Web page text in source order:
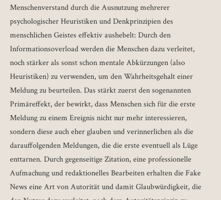
Menschenverstand durch die Ausnutzung mehrerer
psychologischer Heuristiken und Denkprinzipien des
menschlichen Geistes effektiv aushebelt: Durch den
Informationsoverload werden die Menschen dazu verleitet,
noch stärker als sonst schon mentale Abkürzungen (also
Heuristiken) zu verwenden, um den Wahrheitsgehalt einer
Meldung zu beurteilen. Das stärkt zuerst den sogenannten
Primäreffekt, der bewirkt, dass Menschen sich für die erste
Meldung zu einem Ereignis nicht nur mehr interessieren,
sondern diese auch eher glauben und verinnerlichen als die
darauffolgenden Meldungen, die die erste eventuell als Lüge
enttarnen. Durch gegenseitige Zitation, eine professionelle
Aufmachung und redaktionelles Bearbeiten erhalten die Fake
News eine Art von Autorität und damit Glaubwürdigkeit, die